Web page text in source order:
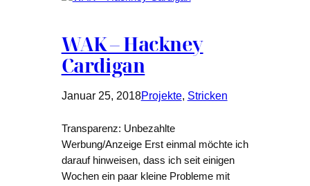
WAK – Hackney
Cardigan
Januar 25, 2018Projekte, Stricken
Transparenz: Unbezahlte
Werbung/Anzeige Erst einmal möchte ich
darauf hinweisen, dass ich seit einigen
Wochen ein paar kleine Probleme mit